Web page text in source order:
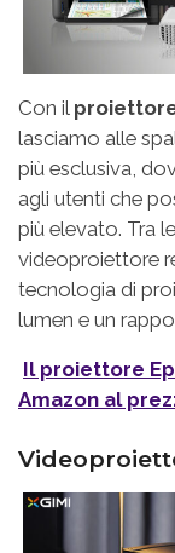
Con il
lasciamo alle
più esclusiva,
agli utenti che
più elevato. Tra
videoproiettore
tecnologia di
lumen e un
Il proiettore
Amazon al